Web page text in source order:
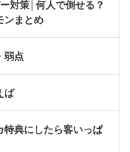
対策│何人で倒せる？
ンまとめ
弱点
ば
典にしたら客いっぱ